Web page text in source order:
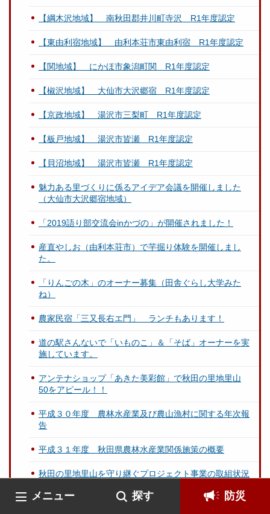
メニュー 探す 防災
【綱木沢地域】 南秋田郡井川町寺沢 R1年度認定
【東由利宿地域】 由利本荘市東由利宿 R1年度認定
【関地域】 にかほ市象潟町関 R1年度認定
【椒沢地域】 大仙市大沢郷宿 R1年度認定
【京政地域】 湯沢市三梨町 R1年度認定
【板戸地域】 湯沢市皆瀬 R1年度認定
【貝沼地域】 湯沢市皆瀬 R1年度認定
魅力ある里づくりに係るアイデア会議を開催しました
（大仙市大沢郷宿地域）
「2019語り部交流会inかづの」が開催されました！
産直やしお（由利本荘市）で芋掘り体験を開催しまし
た。
「りんごの木」のオーナー募集（田舎ぐらし大学みた
ね）
農家民宿「三又長右エ門」 ランチもあります！
道の駅さんないで「いものこ」＆「そば」オーナーを実
施しています。
アンテナショップ「あきた美彩館」で秋田の里地里山
50をアピール！！
平成３０年度 農林水産業及び農山漁村に関する年次報
告
平成３１年度 秋田県農林水産業関係施策の概要
秋田の里地里山を守り継ぐプロジェクト事業の取組状況